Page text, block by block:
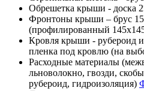
Обрешетка крыши - доска
Фронтоны крыши – брус
(профилированный
Кровля крыши - рубероид
пленка под кровлю (на
Расходные материалы
льноволокно, гвозди,
рубероид, гидроизоляция)